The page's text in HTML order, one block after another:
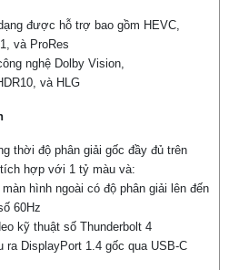
được hỗ trợ bao gồm HEVC,
và ProRes
nghệ Dolby Vision,
và HLG
thời độ phân giải gốc đầy đủ trên
hợp với 1 tỷ màu và:
hình ngoài có độ phân giải lên đến
60Hz
kỹ thuật số Thunderbolt 4
ra DisplayPort 1.4 gốc qua USB-C